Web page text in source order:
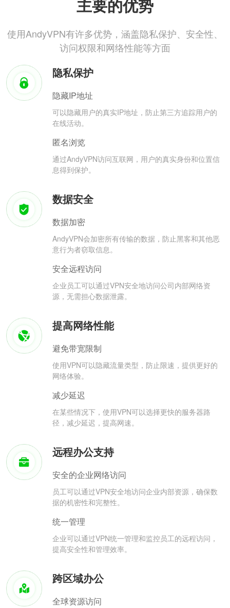
主要的优势
使用AndyVPN有许多优势，涵盖隐私保护、安全性、
访问权限和网络性能等方面
隐私保护
隐藏IP地址
可以隐藏用户的真实IP地址，防止第三方追踪用户的
在线活动。
匿名浏览
通过AndyVPN访问互联网，用户的真实身份和位置信
息得到保护。
数据安全
数据加密
AndyVPN会加密所有传输的数据，防止黑客和其他恶
意行为者窃取信息。
安全远程访问
企业员工可以通过VPN安全地访问公司内部网络资
源，无需担心数据泄露。
提高网络性能
避免带宽限制
使用VPN可以隐藏流量类型，防止限速，提供更好的
网络体验。
减少延迟
在某些情况下，使用VPN可以选择更快的服务器路
径，减少延迟，提高网速。
远程办公支持
安全的企业网络访问
员工可以通过VPN安全地访问企业内部资源，确保数
据的机密性和完整性。
统一管理
企业可以通过VPN统一管理和监控员工的远程访问，
提高安全性和管理效率。
跨区域办公
全球资源访问